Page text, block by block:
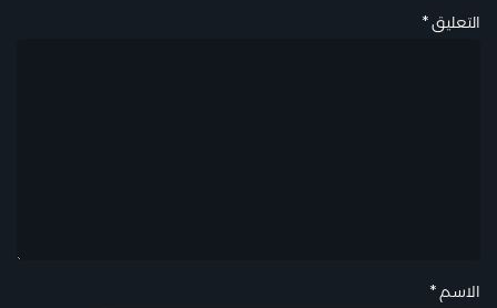
التعليق*
الاسم *